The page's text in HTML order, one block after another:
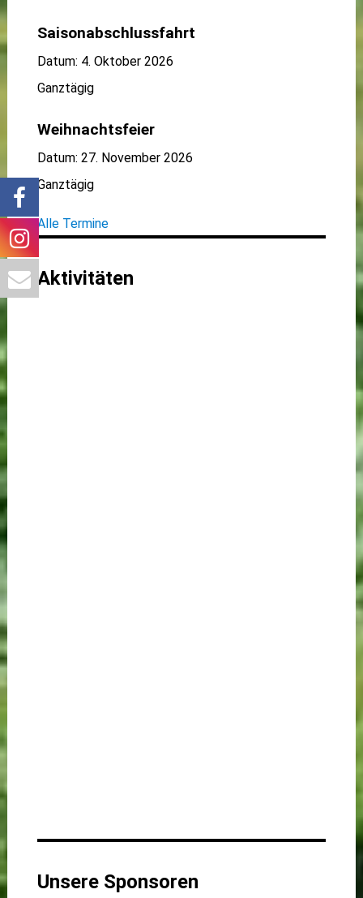
Saisonabschlussfahrt
Datum: 4. Oktober 2026
Ganztägig
Weihnachtsfeier
Datum: 27. November 2026
Ganztägig
Alle Termine
Aktivitäten
Unsere Sponsoren